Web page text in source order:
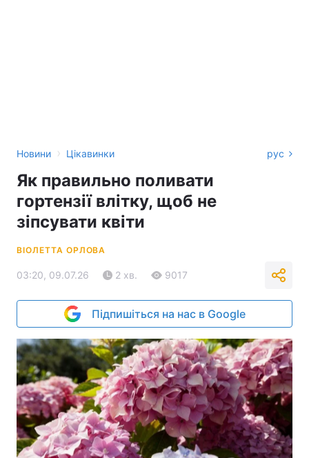
Новини › Цікавинки рус
Як правильно поливати
гортензії влітку, щоб не
зіпсувати квіти
ВІОЛЕТТА ОРЛОВА
03:20, 09.07.26 2 хв. 9017
Підпишіться на нас в Google